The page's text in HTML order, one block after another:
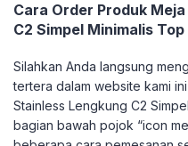
Cara Order Produk
C2 Simpel Minimalis
Silahkan Anda langsung
tertera dalam website kami
Stainless Lengkung C2
bagian bawah pojok “icon